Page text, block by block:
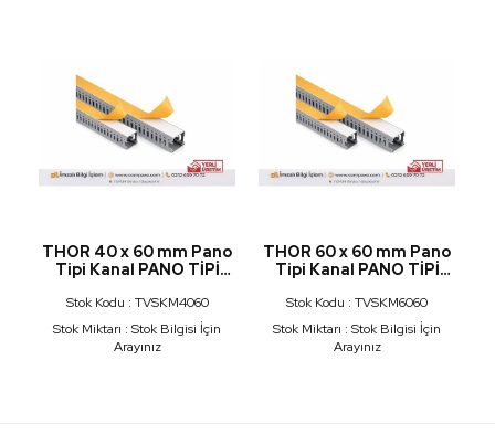
THOR 40 x 60 mm Pano
Tipi Kanal PANO TİPİ
KUTULU BANTLI
Stok Kodu : TVSKM4060
Stok Miktarı : Stok Bilgisi İçin
Arayınız
THOR 60 x 60 mm Pano
Tipi Kanal PANO TİPİ
KUTULU BANTLI
Stok Kodu : TVSKM6060
Stok Miktarı : Stok Bilgisi İçin
Arayınız